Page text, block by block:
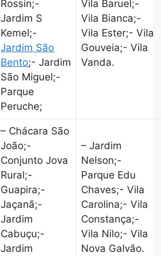
Rossin;-
Jardim S
Kemel;-
Jardim São
Bento;- Jardim
São Miguel;-
Parque
Peruche;
Vila Baruel;-
Vila Bianca;-
Vila Ester;- Vila
Gouveia;- Vila
Vanda.
– Chácara São
João;-
Conjunto Jova
Rural;-
Guapira;-
Jaçanã;-
Jardim
Cabuçu;-
Jardim
– Jardim
Nelson;-
Parque Edu
Chaves;- Vila
Carolina;- Vila
Constança;-
Vila Nilo;- Vila
Nova Galvão.